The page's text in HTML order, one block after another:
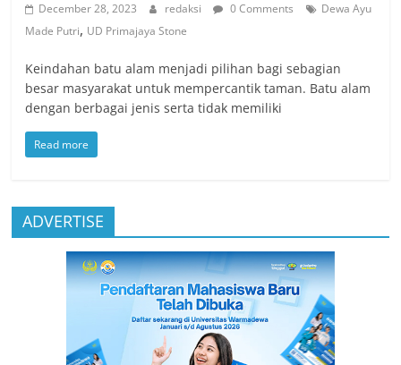
December 28, 2023 redaksi 0 Comments
Dewa Ayu
Made Putri, UD Primajaya Stone
Keindahan batu alam menjadi pilihan bagi sebagian
besar masyarakat untuk mempercantik taman. Batu alam
dengan berbagai jenis serta tidak memiliki
Read more
ADVERTISE